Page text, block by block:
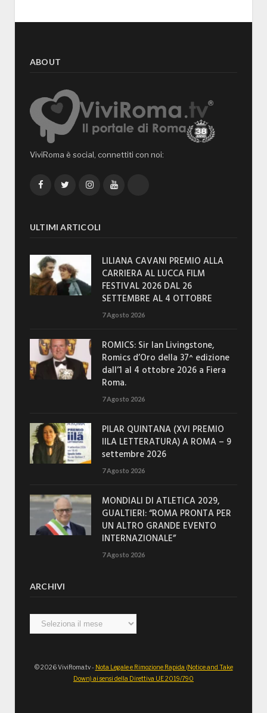
ABOUT
ViviRoma è social, connettiti con noi:
FacebookTwitterInstagramYouTube
ULTIMI ARTICOLI
LILIANA CAVANI PREMIO ALLA
CARRIERA AL LUCCA FILM
FESTIVAL 2026 DAL 26
SETTEMBRE AL 4 OTTOBRE
7 Agosto 2026
ROMICS: Sir Ian Livingstone,
Romics d’Oro della 37^ edizione
dall’1 al 4 ottobre 2026 a Fiera
Roma.
7 Agosto 2026
PILAR QUINTANA (XVI PREMIO
IILA LETTERATURA) A ROMA – 9
settembre 2026
7 Agosto 2026
MONDIALI DI ATLETICA 2029,
GUALTIERI: “ROMA PRONTA PER
UN ALTRO GRANDE EVENTO
INTERNAZIONALE”
7 Agosto 2026
ARCHIVI
Archivi
© 2026 ViviRoma.tv - Nota Legale e Rimozione Rapida (Notice and Take
Down) ai sensi della Direttiva UE 2019/790